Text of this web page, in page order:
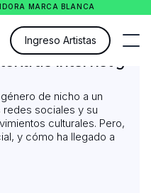
MARCA BLANCA
Ingreso Artistas
y sus
de Internet y
de nicho a un
sociales y su
culturales. Pero,
y cómo ha llegado a